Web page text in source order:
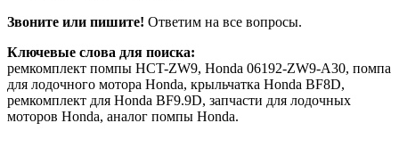
Звоните или пишите! Ответим на все вопросы.
Ключевые слова для поиска:
ремкомплект помпы HCT-ZW9, Honda 06192-ZW9-A30, помпа
для лодочного мотора Honda, крыльчатка Honda BF8D,
ремкомплект для Honda BF9.9D, запчасти для лодочных
моторов Honda, аналог помпы Honda.